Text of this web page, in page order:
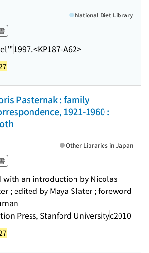
1997.<KP187-A62>
National Diet Library
Pasternak : family
1921-1960 :
with an introduction by Nicolas
; edited by Maya Slater ; foreword
Press, Stanford Universityc2010
Other Libraries in Japan